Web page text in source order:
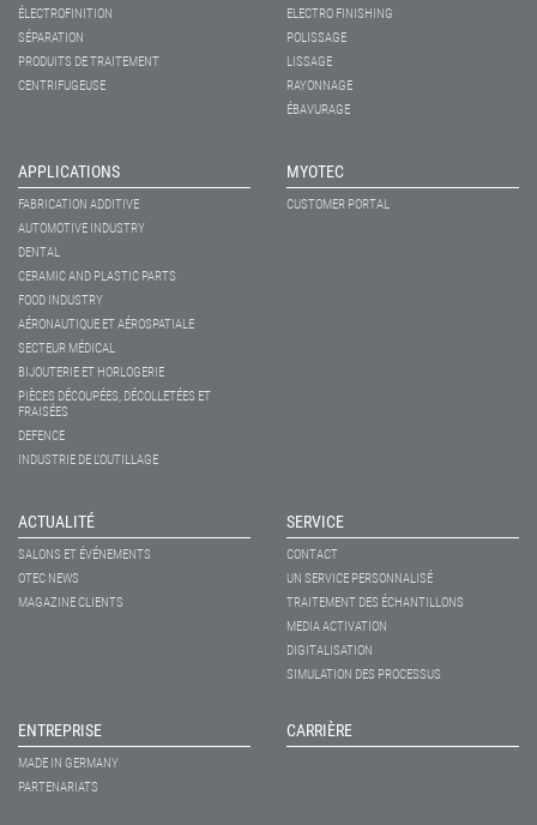
ÉLECTROFINITION
SÉPARATION
PRODUITS DE TRAITEMENT
CENTRIFUGEUSE
ELECTRO FINISHING
POLISSAGE
LISSAGE
RAYONNAGE
ÉBAVURAGE
APPLICATIONS
FABRICATION ADDITIVE
AUTOMOTIVE INDUSTRY
DENTAL
CERAMIC AND PLASTIC PARTS
FOOD INDUSTRY
AÉRONAUTIQUE ET AÉROSPATIALE
SECTEUR MÉDICAL
BIJOUTERIE ET HORLOGERIE
PIÈCES DÉCOUPÉES, DÉCOLLETÉES ET
FRAISÉES
DEFENCE
INDUSTRIE DE L'OUTILLAGE
MYOTEC
CUSTOMER PORTAL
ACTUALITÉ
SALONS ET ÉVÉNEMENTS
OTEC NEWS
MAGAZINE CLIENTS
SERVICE
CONTACT
UN SERVICE PERSONNALISÉ
TRAITEMENT DES ÉCHANTILLONS
MEDIA ACTIVATION
DIGITALISATION
SIMULATION DES PROCESSUS
ENTREPRISE
MADE IN GERMANY
PARTENARIATS
CARRIÈRE